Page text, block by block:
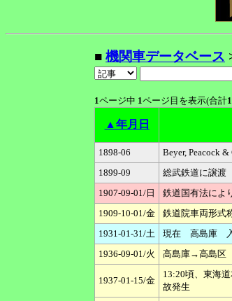
■ 機関車データベース
1ページ中 1ページ目を表示(合計
▲年月日
1898-06
Beyer,
1899-09
総武鉄道に譲渡
1907-09-01/日
鉄道国有法に
1909-10-01/金
鉄道院車両形
1931-01-31/土
現在 高島庫
1936-09-01/火
高島庫→高島区
1937-01-15/金
13:20頃、東海
故発生